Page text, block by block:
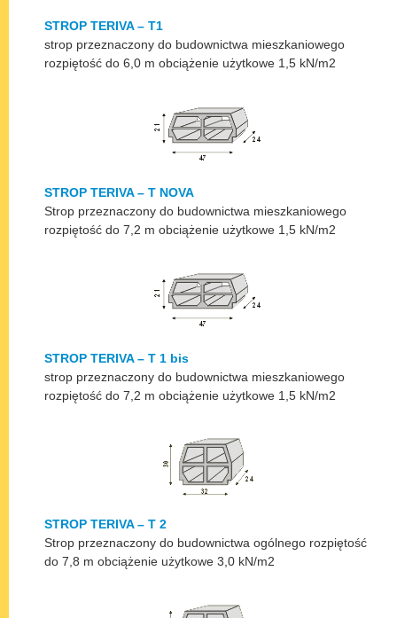
STROP TERIVA – T1
strop przeznaczony do budownictwa mieszkaniowego
rozpiętość do 6,0 m obciążenie użytkowe 1,5 kN/m2
STROP TERIVA – T NOVA
Strop przeznaczony do budownictwa mieszkaniowego
rozpiętość do 7,2 m obciążenie użytkowe 1,5 kN/m2
STROP TERIVA – T 1 bis
strop przeznaczony do budownictwa mieszkaniowego
rozpiętość do 7,2 m obciążenie użytkowe 1,5 kN/m2
STROP TERIVA – T 2
Strop przeznaczony do budownictwa ogólnego rozpiętość
do 7,8 m obciążenie użytkowe 3,0 kN/m2